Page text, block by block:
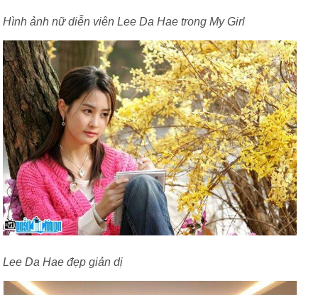
Hình ảnh nữ diễn viên Lee Da Hae trong My Girl
Lee Da Hae đẹp giản dị